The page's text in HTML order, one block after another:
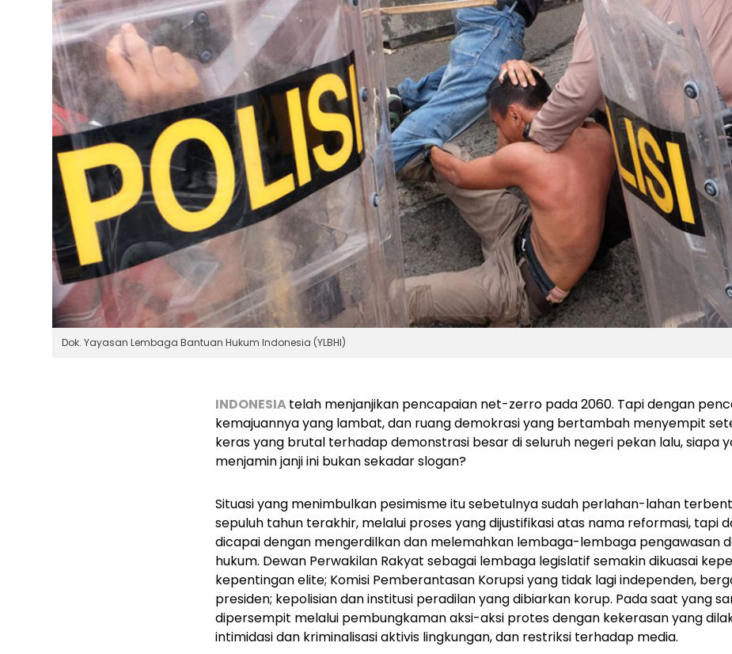
Dok. Yayasan Lembaga Bantuan Hukum Indonesia (YLBHI)
INDONESIAtelah menjanjikan pencapaian net-zerro pada 2060. Tapi dengan
kemajuannya yang lambat, dan ruang demokrasi yang bertambah menyempit
keras yang brutal terhadap demonstrasi besar di seluruh negeri pekan lalu, siapa
menjamin janji ini bukan sekadar slogan?
Situasi yang menimbulkan pesimisme itu sebetulnya sudah perlahan-lahan
sepuluh tahun terakhir, melalui proses yang dijustifikasi atas nama reformasi, tapi
dicapai dengan mengerdilkan dan melemahkan lembaga-lembaga pengawasan
hukum. Dewan Perwakilan Rakyat sebagai lembaga legislatif semakin dikuasai
kepentingan elite; Komisi Pemberantasan Korupsi yang tidak lagi independen,
presiden; kepolisian dan institusi peradilan yang dibiarkan korup. Pada saat yang
dipersempit melalui pembungkaman aksi-aksi protes dengan kekerasan yang
intimidasi dan kriminalisasi aktivis lingkungan, dan restriksi terhadap media.